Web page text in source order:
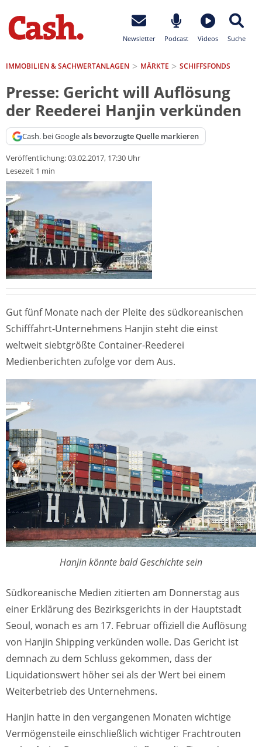
Newsletter Podcast Videos Suche
IMMOBILIEN & SACHWERTANLAGEN MÄRKTE SCHIFFSFONDS
Presse: Gericht will Auflösung
der Reederei Hanjin verkünden
Cash. bei Googleals bevorzugte Quelle markieren
Veröffentlichung:03.02.2017, 17:30 Uhr
Lesezeit 1 min
Gut fünf Monate nach der Pleite des südkoreanischen
Schifffahrt-Unternehmens Hanjin steht die einst
weltweit siebtgrößte Container-Reederei
Medienberichten zufolge vor dem Aus.
Hanjin könnte bald Geschichte sein
Südkoreanische Medien zitierten am Donnerstag aus
einer Erklärung des Bezirksgerichts in der Hauptstadt
Seoul, wonach es am 17. Februar offiziell die Auflösung
von Hanjin Shipping verkünden wolle. Das Gericht ist
demnach zu dem Schluss gekommen, dass der
Liquidationswert höher sei als der Wert bei einem
Weiterbetrieb des Unternehmens.
Hanjin hatte in den vergangenen Monaten wichtige
Vermögensteile einschließlich wichtiger Frachtrouten